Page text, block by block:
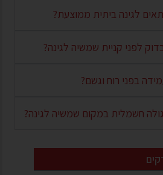
לגינה ביתית ממוצעת?
לפני קניית שמשיה לגינה?
בפני רוח וגשם?
חשמלית במקום שמשיה לגינה?